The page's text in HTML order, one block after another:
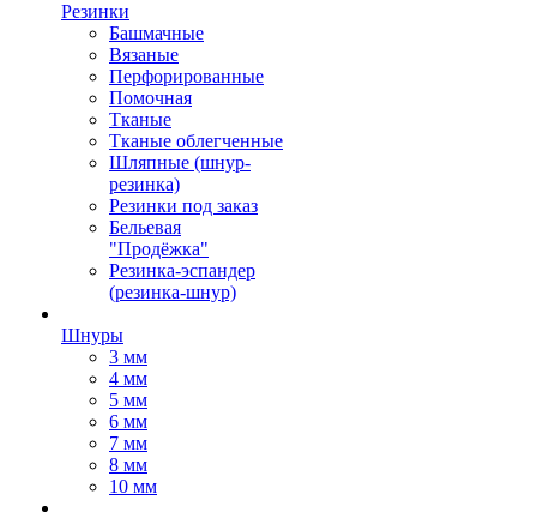
Резинки
Башмачные
Вязаные
Перфорированные
Помочная
Тканые
Тканые облегченные
Шляпные (шнур-
резинка)
Резинки под заказ
Бельевая
"Продёжка"
Резинка-эспандер
(резинка-шнур)
Шнуры
3 мм
4 мм
5 мм
6 мм
7 мм
8 мм
10 мм